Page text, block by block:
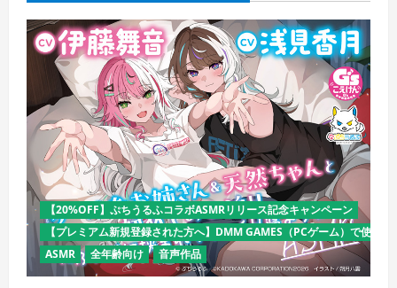
【20%OFF】ぷちうるふコラボASMRリリース記念キャンペーン
【プレミアム新規登録された方へ】DMM GAMES（PCゲーム）で使え
ASMR
全年齢向け 音声作品